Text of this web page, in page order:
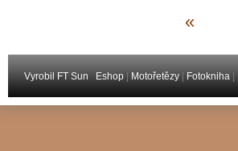
«
Vyrobil FT Sun Eshop Motořetězy Fotokniha